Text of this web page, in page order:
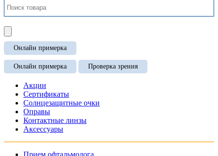
Онлайн примерка
Онлайн примерка Проверка зрения
Акции
Сертификаты
Солнцезащитные очки
Оправы
Контактные линзы
Аксессуары
Прием офтальмолога